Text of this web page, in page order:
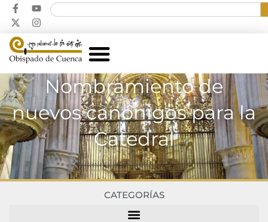
Nombramiento de
nuevos canónigos para la
Catedral
CATEGORÍAS